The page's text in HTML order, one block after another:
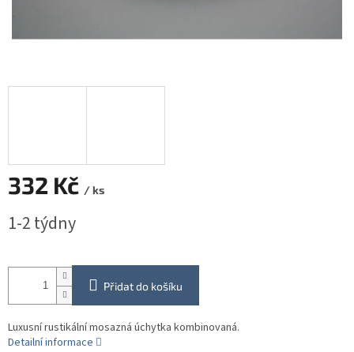
332 Kč / ks
cena:
1-2 týdny
Přidat do košíku
Luxusní rustikální mosazná úchytka kombinovaná.
Detailní informace